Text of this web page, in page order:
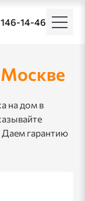
14-46
на дом в
Даем гарантию